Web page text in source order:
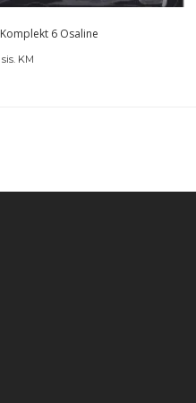
6 Osaline
sis. KM